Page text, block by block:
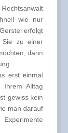
wie nur
erfolgt
Sie zu einer
dann
erst einmal
Ihrem Alltag
gewiss kein
man darauf